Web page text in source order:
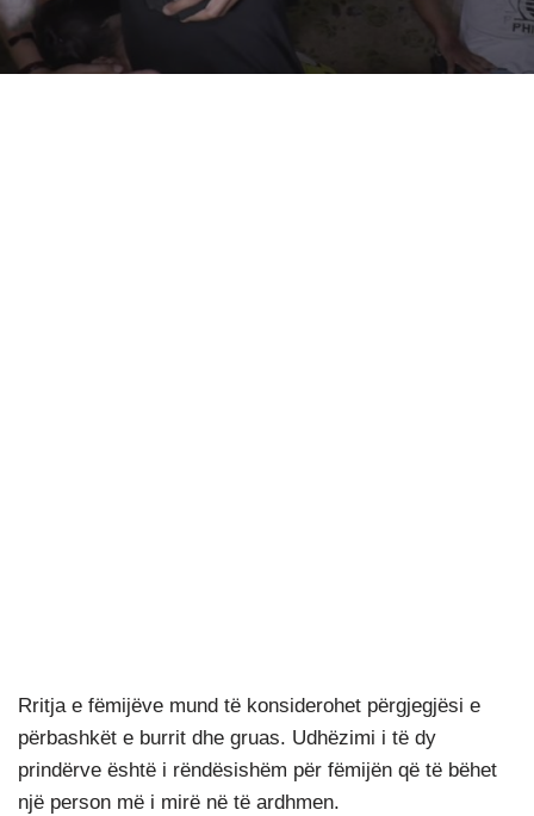
Rritja e fëmijëve mund të konsiderohet përgjegjësi e
përbashkët e burrit dhe gruas. Udhëzimi i të dy
prindërve është i rëndësishëm për fëmijën që të bëhet
një person më i mirë në të ardhmen.